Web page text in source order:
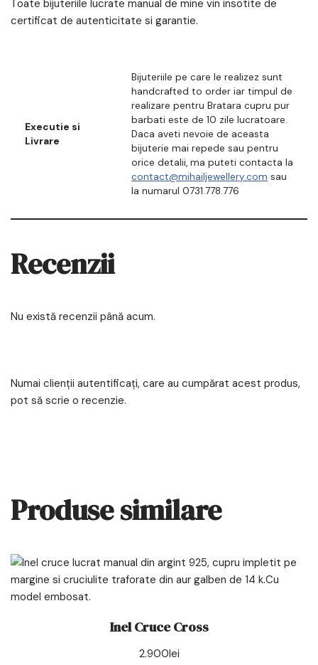
Toate bijuteriile lucrate manual de mine vin insotite de
certificat de autenticitate si garantie.
Executie si
Livrare
Bijuteriile pe care le realizez sunt
handcrafted to order iar timpul de
realizare pentru Bratara cupru pur
barbati este de 10 zile lucratoare.
Daca aveti nevoie de aceasta
bijuterie mai repede sau pentru
orice detalii, ma puteti contacta la
contact@mihailjewellery.com sau
la numarul 0731.778.776
Recenzii
Nu există recenzii până acum.
Numai clienții autentificați, care au cumpărat acest produs,
pot să scrie o recenzie.
Produse similare
Inel Cruce Cross
2.900lei